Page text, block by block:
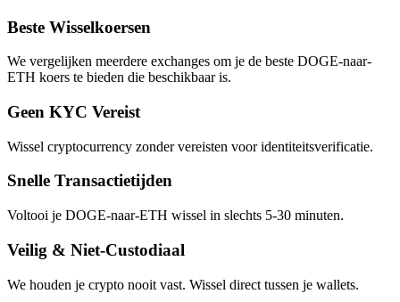
Beste Wisselkoersen
We vergelijken meerdere exchanges om je de beste DOGE-naar-
ETH koers te bieden die beschikbaar is.
Geen KYC Vereist
Wissel cryptocurrency zonder vereisten voor identiteitsverificatie.
Snelle Transactietijden
Voltooi je DOGE-naar-ETH wissel in slechts 5-30 minuten.
Veilig & Niet-Custodiaal
We houden je crypto nooit vast. Wissel direct tussen je wallets.